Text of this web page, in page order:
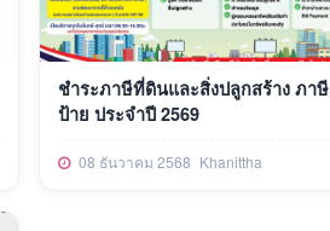
ชำระภาษีที่ดินและสิ่งปลูกสร้าง ภาษี
ป้าย ประจำปี 2569
08 ธันวาคม 2568 Khanittha